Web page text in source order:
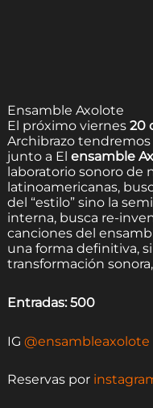
Ensamble Axolote
El próximo viernes 20
Archibrazo
junto a El ensamble
laboratorio sonoro de
latinoamericanas,
del “estilo” sino la
interna, busca re-
canciones del
una forma definitiva,
transformación
Entradas: 500
IG @ensambleaxolote
Reservas por